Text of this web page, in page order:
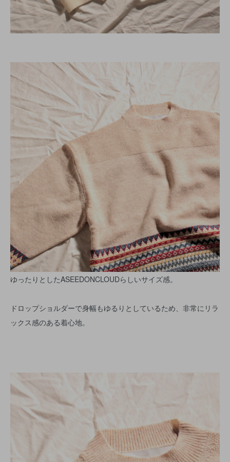
ゆったりとしたASEEDONCLOUDらしいサイズ感。
ドロップショルダーで身幅もゆるりとしているため、非常にリラ
ックス感のある着心地。